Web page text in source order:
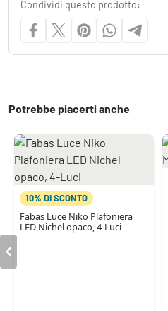
Condividi questo prodotto:
Potrebbe piacerti anche
10% DI SCONTO
Fabas Luce Niko Plafoniera
LED Nichel opaco, 4-Luci